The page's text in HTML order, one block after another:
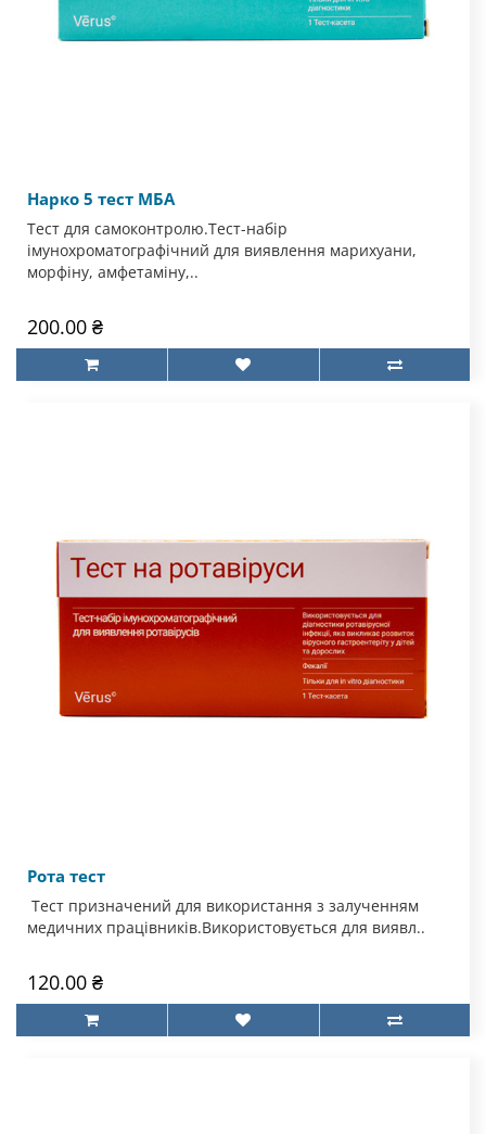
Нарко 5 тест МБА
Тест для самоконтролю.Тест-набір
імунохроматографічний для виявлення марихуани,
морфіну, амфетаміну,..
200.00 ₴
Рота тест
Тест призначений для використання з залученням
медичних працівників.Використовується для виявл..
120.00 ₴